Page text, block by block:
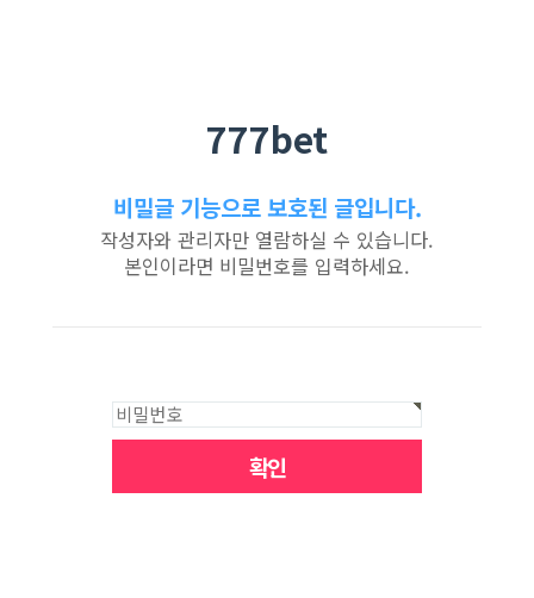
777bet
비밀글 기능으로 보호된 글입니다.
작성자와 관리자만 열람하실 수 있습니다.
본인이라면 비밀번호를 입력하세요.